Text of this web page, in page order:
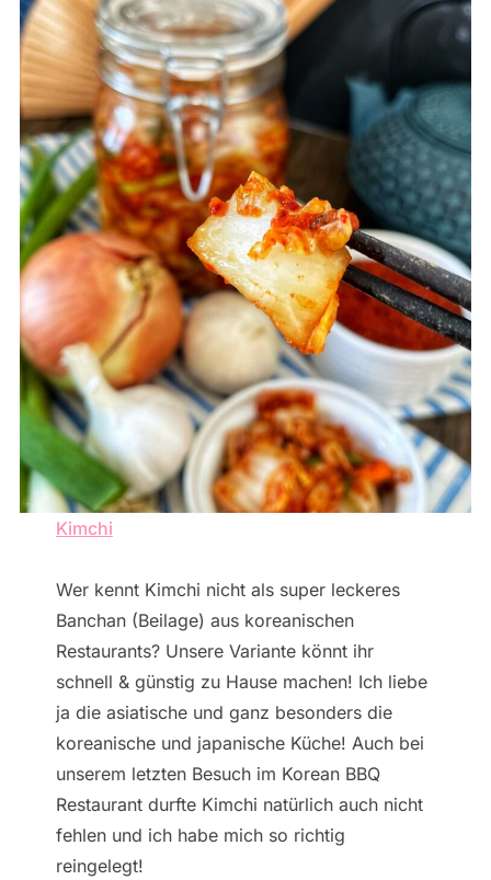
Kimchi
Wer kennt Kimchi nicht als super leckeres
Banchan (Beilage) aus koreanischen
Restaurants? Unsere Variante könnt ihr
schnell & günstig zu Hause machen! Ich liebe
ja die asiatische und ganz besonders die
koreanische und japanische Küche! Auch bei
unserem letzten Besuch im Korean BBQ
Restaurant durfte Kimchi natürlich auch nicht
fehlen und ich habe mich so richtig
reingelegt!